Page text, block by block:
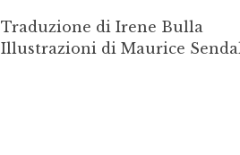
Traduzione di Irene Bulla
Illustrazioni di Maurice